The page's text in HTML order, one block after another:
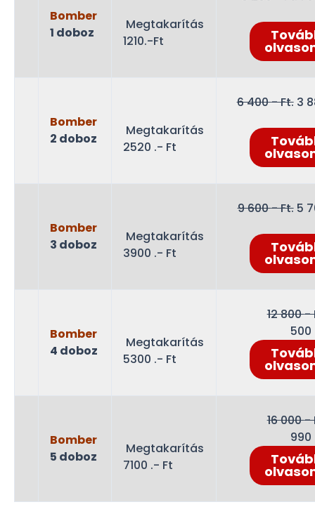
Bomber
1 doboz
Megtakarítás
1210.-Ft
3
Bomber
2 doboz
Megtakarítás
2520 .- Ft
6 400- Ft.
6
3
Bomber
3 doboz
Megtakarítás
3900 .- Ft
9 600- Ft.
9
5
Bomber
4 doboz
Megtakarítás
5300 .- Ft
12 800-
500
Bomber
5 doboz
Megtakarítás
7100 .- Ft
16 000-
990